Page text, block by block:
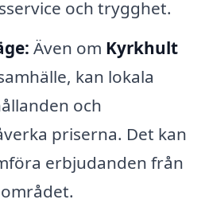
och trygghet.
Även om Kyrkhult
kan lokala
och
priserna. Det kan
erbjudanden från